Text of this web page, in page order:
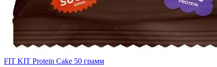
FIT KIT Protein Cake 50 грамм